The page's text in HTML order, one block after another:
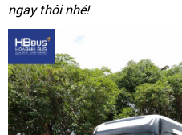
ngay thôi nhé!